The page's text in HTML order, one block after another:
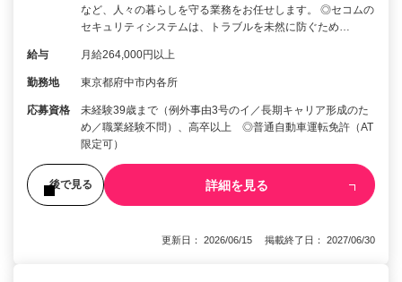
など、人々の暮らしを守る業務をお任せします。 ◎セコムの
セキュリティシステムは、トラブルを未然に防ぐため…
給与 月給264,000円以上
勤務地 東京都府中市内各所
応募資格
未経験39歳まで（例外事由3号のイ／長期キャリア形成のた
め／職業経験不問）、高卒以上 ◎普通自動車運転免許（AT
限定可）
後で見る 詳細を見る
更新日： 2026/06/15 掲載終了日： 2027/06/30